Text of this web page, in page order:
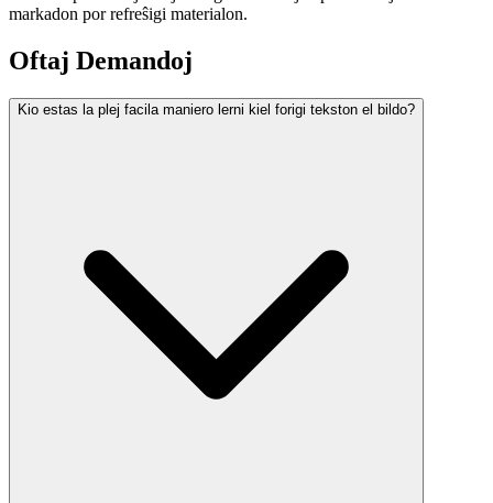
markadon por refreŝigi materialon.
Oftaj Demandoj
Kio estas la plej facila maniero lerni kiel forigi tekston el bildo?